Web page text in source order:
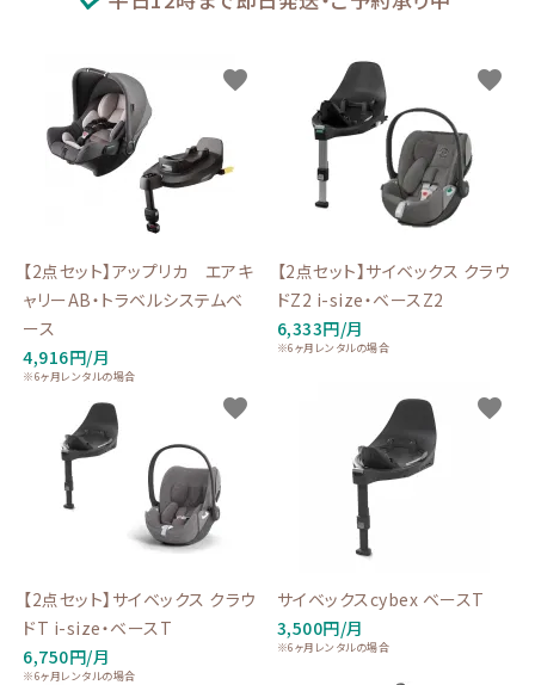
お問い合わせ
特定商取引法表示
プライバシーポリシー
【2点セット】アップリカ エアキ
ャリーAB・トラベルシステムベ
ース
4,916円/月
※6ヶ月レンタルの場合
favorite
【2点セット】サイベックス クラウ
ドZ2 i-size・ベースZ2
6,333円/月
※6ヶ月レンタルの場合
favorite
【2点セット】サイベックス クラウ
ドT i-size・ベースT
6,750円/月
※6ヶ月レンタルの場合
favorite
サイベックスcybex ベースT
3,500円/月
※6ヶ月レンタルの場合
favorite